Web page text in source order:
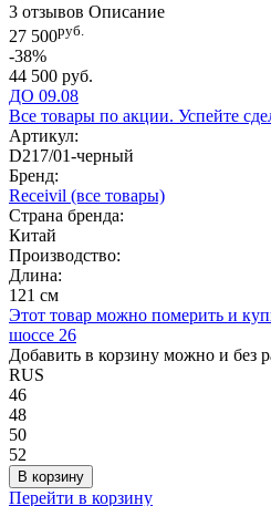
3 отзывов Описание
27 500руб.
-38%
44 500 руб.
ДО 09.08
Все товары по акции. Успейте
Артикул:
D217/01-черный
Бренд:
Receivil (все товары)
Страна бренда:
Китай
Производство:
Длина:
121 см
Этот товар можно померить и
шоссе 26
Добавить в корзину можно и без
RUS
46
48
50
52
В корзину
Перейти в корзину